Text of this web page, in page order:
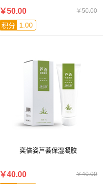
￥50.00
￥50.00
积分 1.00
奕倍姿芦荟保湿凝胶
￥40.00
￥40.00